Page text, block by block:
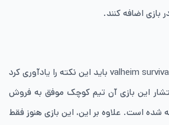
بازی اضافه کنند.
در مورد موفقیت valheim survival game باید این نکته را یادآوری کرد
این بازی آن تیم کوچک موفق به فروش
است. علاوه بر این، این بازی هنوز فقط